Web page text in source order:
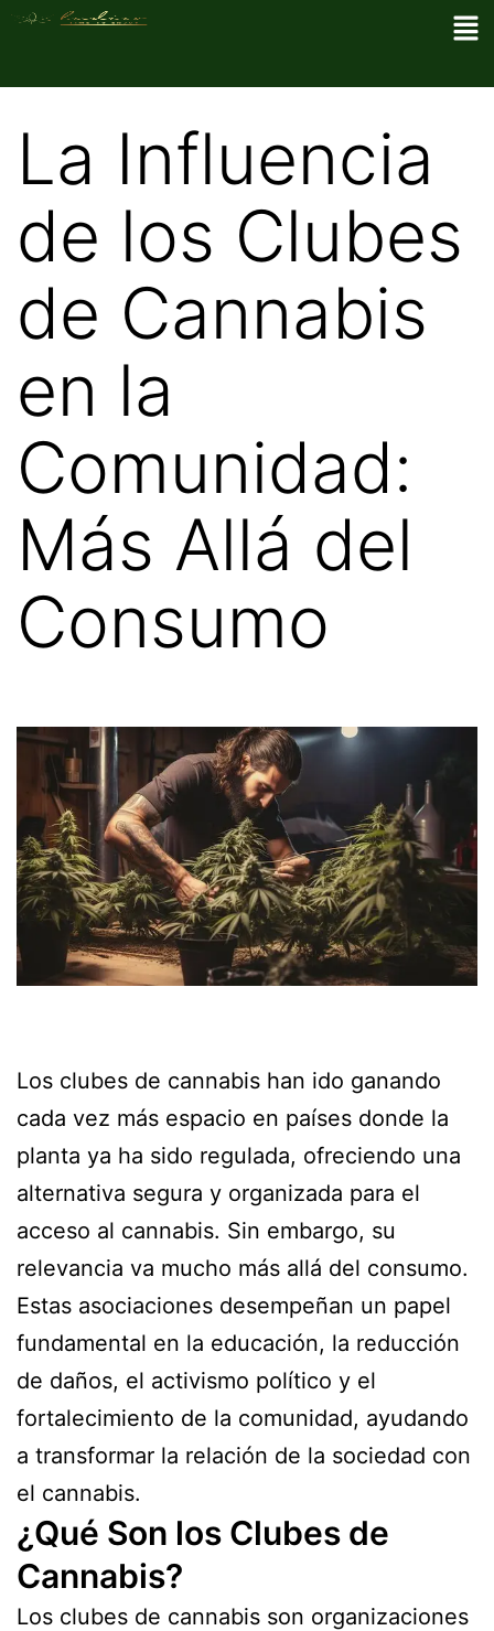
La Influencia
de los Clubes
de Cannabis
en la
Comunidad:
Más Allá del
Consumo
Los clubes de cannabis han ido ganando
cada vez más espacio en países donde la
planta ya ha sido regulada, ofreciendo una
alternativa segura y organizada para el
acceso al cannabis. Sin embargo, su
relevancia va mucho más allá del consumo.
Estas asociaciones desempeñan un papel
fundamental en la educación, la reducción
de daños, el activismo político y el
fortalecimiento de la comunidad, ayudando
a transformar la relación de la sociedad con
el cannabis.
¿Qué Son los Clubes de
Cannabis?
Los clubes de cannabis son organizaciones